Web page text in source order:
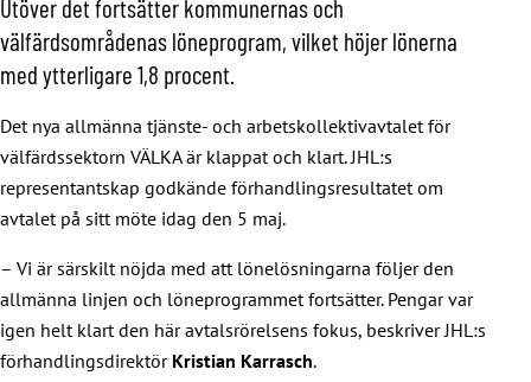
Utöver det fortsätter kommunernas och
välfärdsområdenas löneprogram, vilket höjer lönerna
med ytterligare 1,8 procent.
Det nya allmänna tjänste- och arbetskollektivavtalet för
välfärdssektorn VÄLKA är klappat och klart. JHL:s
representantskap godkände förhandlingsresultatet om
avtalet på sitt möte idag den 5 maj.
– Vi är särskilt nöjda med att lönelösningarna följer den
allmänna linjen och löneprogrammet fortsätter. Pengar var
igen helt klart den här avtalsrörelsens fokus, beskriver JHL:s
förhandlingsdirektör Kristian Karrasch.